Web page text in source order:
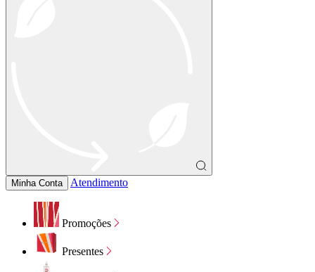
Minha Conta Atendimento
Promoções
Presentes